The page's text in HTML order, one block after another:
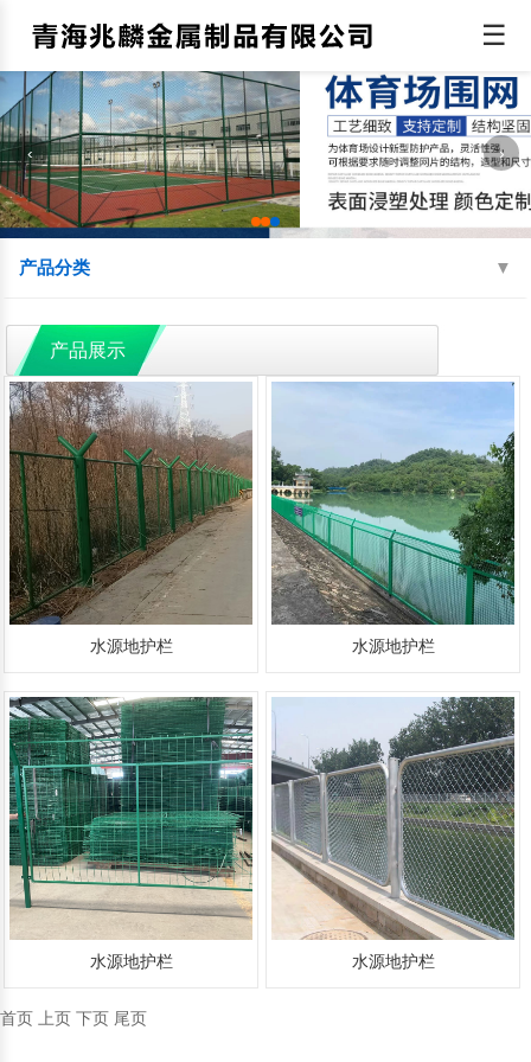
☰
‹ ›
产品分类
机场围界 监狱钢网墙 边境线防护网
球场围网 蛇腹型刀刺网 防抛网
防眩网 铁艺护栏
交通护栏 防撞护栏 水源地护栏
人行道护栏 绿化护栏 灯光护栏
移动护栏 声屏障
围挡
产品展示
水源地护栏 水源地护栏
水源地护栏 水源地护栏
首页 上页 下页 尾页